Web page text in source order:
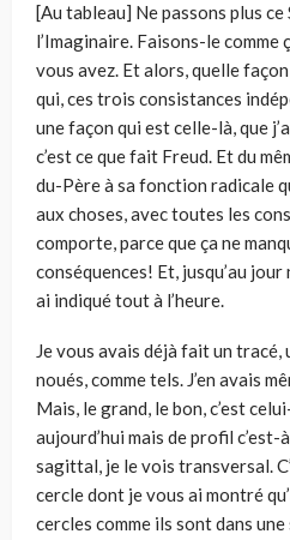
[Au tableau] Ne passons plus
l’Imaginaire. Faisons-le comme
vous avez. Et alors, quelle
qui, ces trois consistances
une façon qui est celle-là, que
c’est ce que fait Freud. Et du
du-Père à sa fonction radicale
aux choses, avec toutes les
comporte, parce que ça ne
conséquences! Et, jusqu’au
ai indiqué tout à l’heure.
Je vous avais déjà fait un tracé,
noués, comme tels. J’en avais
Mais, le grand, le bon, c’est
aujourd’hui mais de profil
sagittal, je le vois transversal.
cercle dont je vous ai montré
cercles comme ils sont dans